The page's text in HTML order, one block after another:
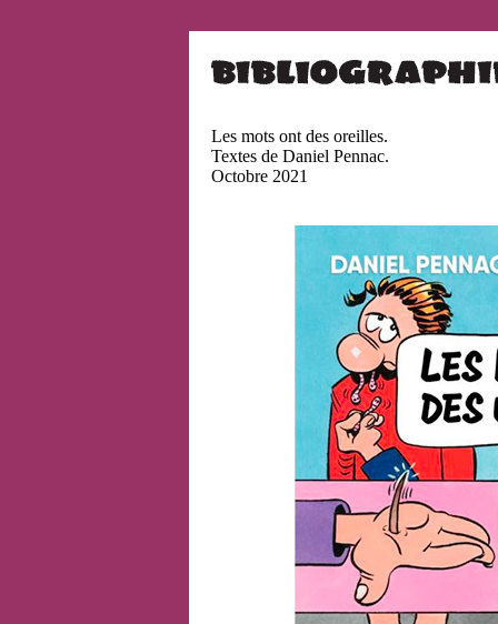
Les mots ont des oreilles.
Textes de Daniel Pennac.
Octobre 2021